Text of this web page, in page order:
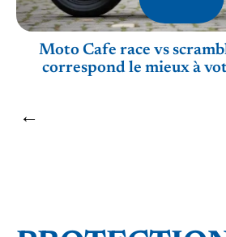
Moto Cafe race vs
correspond le mieux à